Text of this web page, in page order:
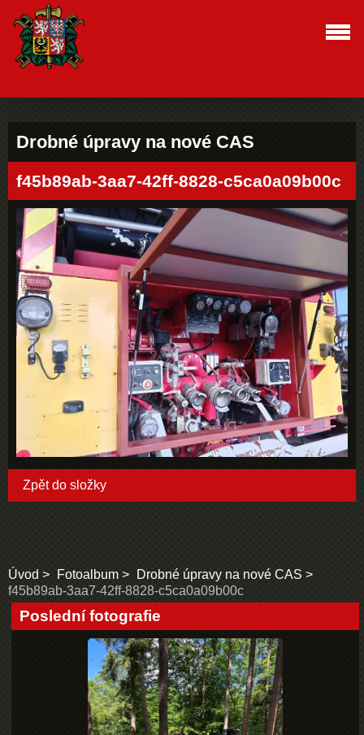
Drobné úpravy na nové CAS
f45b89ab-3aa7-42ff-8828-c5ca0a09b00c
Zpět do složky
Úvod Fotoalbum
Drobné úpravy na nové CAS
f45b89ab-3aa7-42ff-8828-c5ca0a09b00c
Poslední fotografie